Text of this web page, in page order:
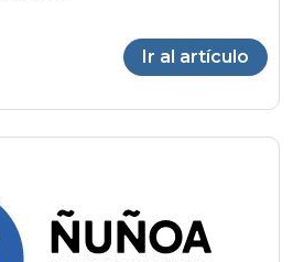
Ir al artículo